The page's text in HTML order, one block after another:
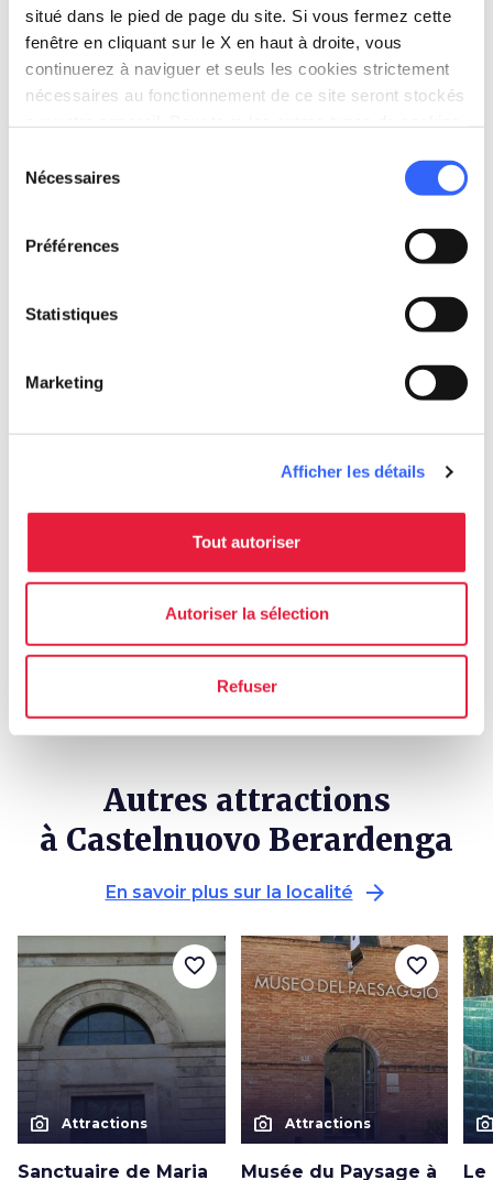
situé dans le pied de page du site. Si vous fermez cette
fenêtre en cliquant sur le X en haut à droite, vous
continuerez à naviguer et seuls les cookies strictement
nécessaires au fonctionnement de ce site seront stockés
Nécessaires
Préférences
Statistiques
Marketing
Afficher les détails
Tout autoriser
Autoriser la sélection
Refuser
directions
home Où
8C49+H7, 53019 Castelnuovo Berardenga
SI, Italia
Où dormir ? (en anglais) chevron_right
celebration Expériences chevron_right
Autres attractions
à Castelnuovo Berardenga
En savoir plus sur la localité arrow_forward
photo_camera Attractions
Sanctuaire de Maria
favorite_border
photo_camera Attractions
Musée du Paysage à
favorite_border
Le